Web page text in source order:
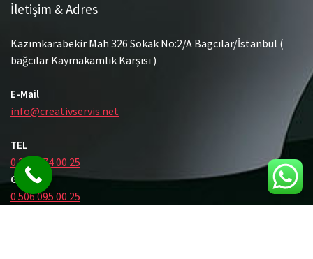
İletişim & Adres
Kazımkarabekir Mah 326 Sokak No:2/A Bagcılar/İstanbul (
bağcılar Kaymakamlık Karşısı )
E-Mail
info@creativservis.net
TEL
0 212 474 00 25
GSM
0 506 095 00 25